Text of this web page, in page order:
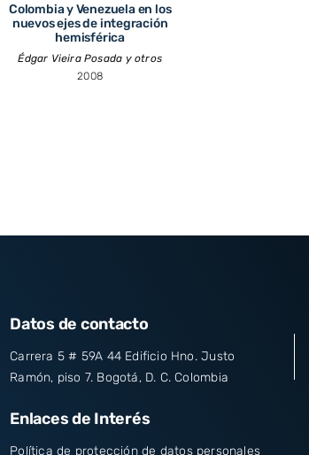
Colombia y Venezuela en los
nuevos ejes de integración
hemisférica
Édgar Vieira Posada y otros
2008
Datos de contacto
Carrera 5 # 59A 44 Edificio Hno. Justo
Ramón, piso 7. Bogotá, D. C. Colombia
Enlaces de Interés
Política de protección de datos personales